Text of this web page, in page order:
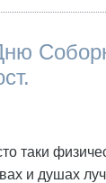
таки
и душах